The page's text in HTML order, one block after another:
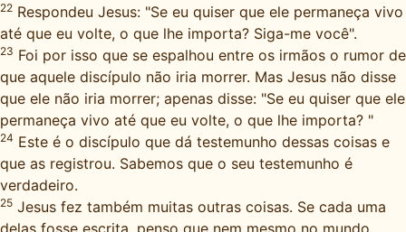
22 Respondeu Jesus: "Se eu quiser que ele permaneça vivo
até que eu volte, o que lhe importa? Siga-me você".
23 Foi por isso que se espalhou entre os irmãos o rumor de
que aquele discípulo não iria morrer. Mas Jesus não disse
que ele não iria morrer; apenas disse: "Se eu quiser que ele
permaneça vivo até que eu volte, o que lhe importa? "
24 Este é o discípulo que dá testemunho dessas coisas e
que as registrou. Sabemos que o seu testemunho é
verdadeiro.
25 Jesus fez também muitas outras coisas. Se cada uma
delas fosse escrita, penso que nem mesmo no mundo